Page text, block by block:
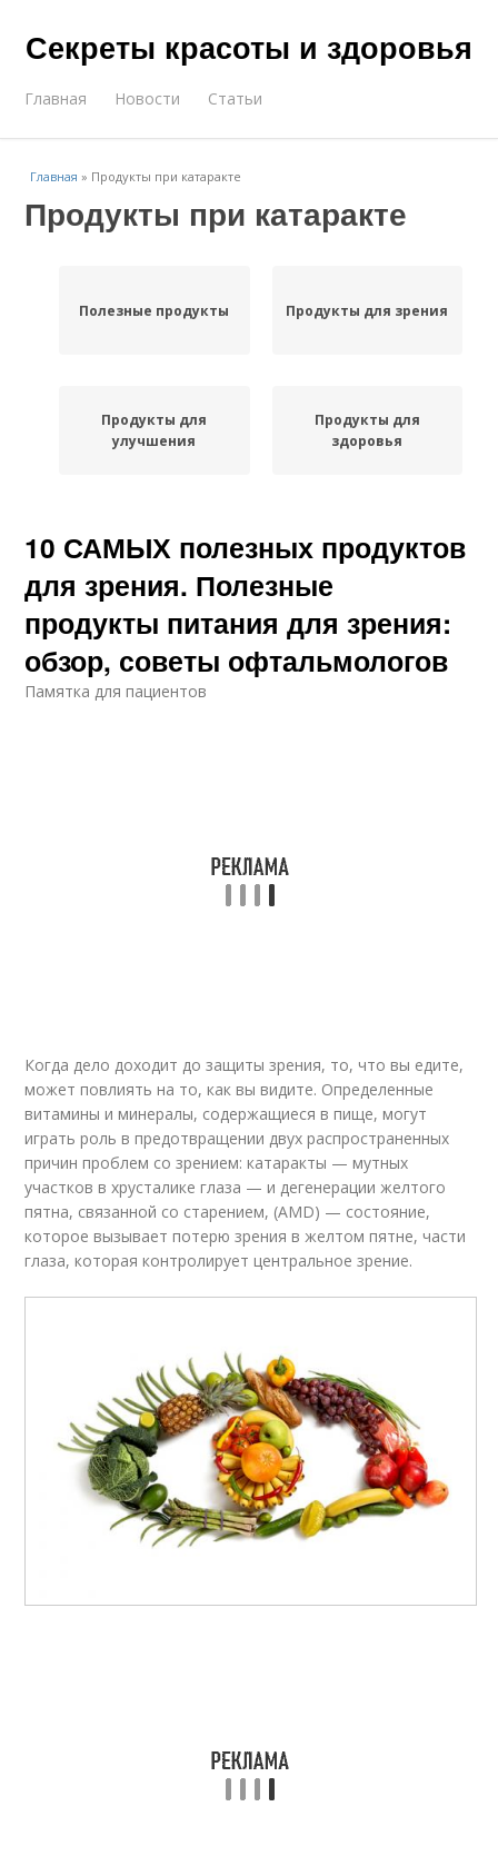
Секреты красоты и здоровья
Главная Новости Статьи
Главная » Продукты при катаракте
Продукты при катаракте
Полезные продукты Продукты для зрения
Продукты для
улучшения
Продукты для
здоровья
10 САМЫХ полезных продуктов
для зрения. Полезные
продукты питания для зрения:
обзор, советы офтальмологов
Памятка для пациентов
Когда дело доходит до защиты зрения, то, что вы едите,
может повлиять на то, как вы видите. Определенные
витамины и минералы, содержащиеся в пище, могут
играть роль в предотвращении двух распространенных
причин проблем со зрением: катаракты — мутных
участков в хрусталике глаза — и дегенерации желтого
пятна, связанной со старением, (AMD) — состояние,
которое вызывает потерю зрения в желтом пятне, части
глаза, которая контролирует центральное зрение.